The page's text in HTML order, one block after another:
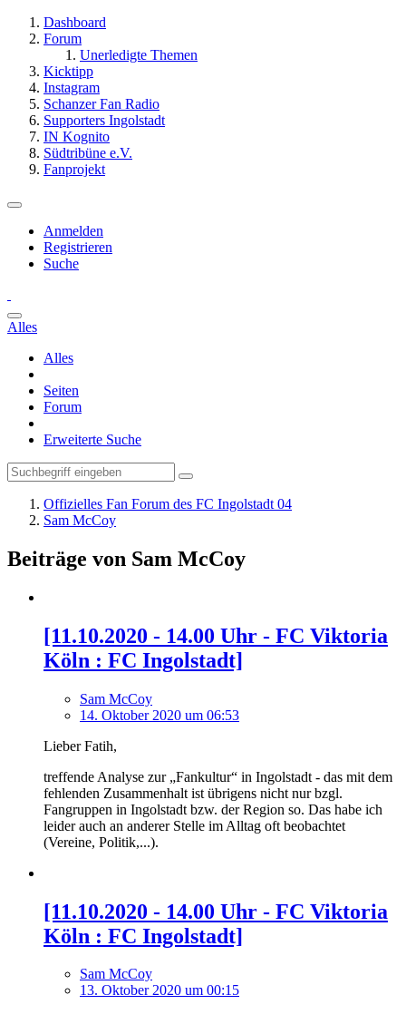
Dashboard
Forum
Unerledigte Themen
Kicktipp
Instagram
Schanzer Fan Radio
Supporters Ingolstadt
IN Kognito
Südtribüne e.V.
Fanprojekt
Anmelden
Registrieren
Suche
Alles
Alles
Seiten
Forum
Erweiterte Suche
Offizielles Fan Forum des FC Ingolstadt 04
Sam McCoy
Beiträge von Sam McCoy
[11.10.2020 - 14.00 Uhr - FC Viktoria
Köln : FC Ingolstadt]
Sam McCoy
14. Oktober 2020 um 06:53
Lieber Fatih,
treffende Analyse zur „Fankultur“ in Ingolstadt - das mit dem
fehlenden Zusammenhalt ist übrigens nicht nur bzgl.
Fangruppen in Ingolstadt bzw. der Region so. Das habe ich
leider auch an anderer Stelle im Alltag oft beobachtet
(Vereine, Politik,...).
[11.10.2020 - 14.00 Uhr - FC Viktoria
Köln : FC Ingolstadt]
Sam McCoy
13. Oktober 2020 um 00:15